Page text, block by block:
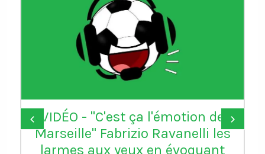
VIDÉO - "C'est ça l'émotion de
Marseille" Fabrizio Ravanelli les
larmes aux yeux en évoquant
‹ ›